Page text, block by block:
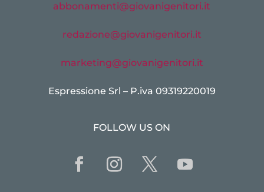
abbonamenti@giovanigenitori.it
redazione@giovanigenitori.it
marketing@giovanigenitori.it
Espressione Srl – P.iva 09319220019
FOLLOW US ON